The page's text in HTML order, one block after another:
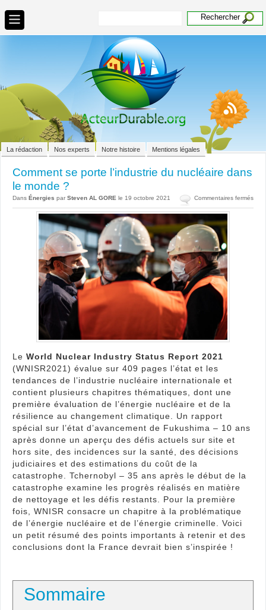
La rédaction Nos experts Notre histoire Mentions légales
Comment se porte l’industrie du nucléaire dans
le monde ?
Dans Énergies par Steven AL GORE le 19 octobre 2021 Commentaires ferméssur
Le World Nuclear Industry Status Report 2021
(WNISR2021) évalue sur 409 pages l’état et les
tendances de l’industrie nucléaire internationale et
contient plusieurs chapitres thématiques, dont une
première évaluation de l’énergie nucléaire et de la
résilience au changement climatique. Un rapport
spécial sur l’état d’avancement de Fukushima – 10 ans
après donne un aperçu des défis actuels sur site et
hors site, des incidences sur la santé, des décisions
judiciaires et des estimations du coût de la
catastrophe. Tchernobyl – 35 ans après le début de la
catastrophe examine les progrès réalisés en matière
de nettoyage et les défis restants. Pour la première
fois, WNISR consacre un chapitre à la problématique
de l’énergie nucléaire et de l’énergie criminelle. Voici
un petit résumé des points importants à retenir et des
conclusions dont la France devrait bien s’inspirée !
Sommaire